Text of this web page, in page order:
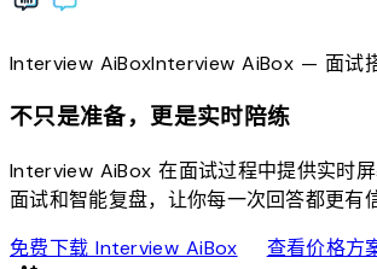
Interview AiBoxInterviewAiBox— 面试
不只是准备，更是实时陪练
Interview AiBox 在面试过程中提供实时
面试和智能复盘，让你每一次回答都更有
免费下载 Interview AiBoxdownload查看价格方